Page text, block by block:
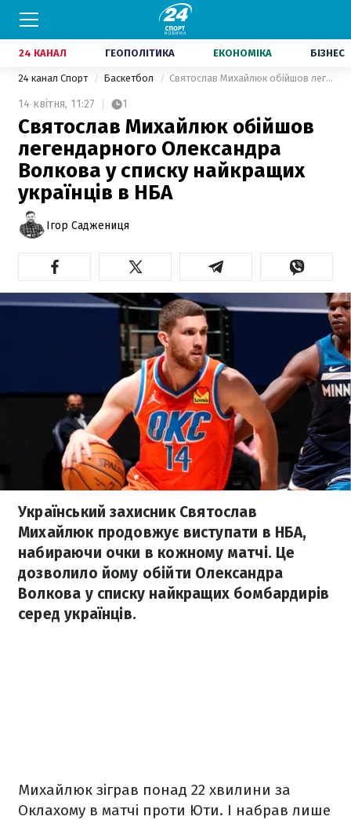
24 КАНАЛ ГЕОПОЛІТИКА ЕКОНОМІКА БІЗНЕС
24 канал Спорт Баскетбол Святослав Михайлюк обійшов легендарного Олександра Волкова у списку найкращих українців в НБА
14 квітня, 11:27 1
Святослав Михайлюк обійшов
легендарного Олександра
Волкова у списку найкращих
українців в НБА
Ігор Саджениця
Український захисник Святослав
Михайлюк продовжує виступати в НБА,
набираючи очки в кожному матчі. Це
дозволило йому обійти Олександра
Волкова у списку найкращих бомбардирів
серед українців.
Михайлюк зіграв понад 22 хвилини за
Оклахому в матчі проти Юти. І набрав лише